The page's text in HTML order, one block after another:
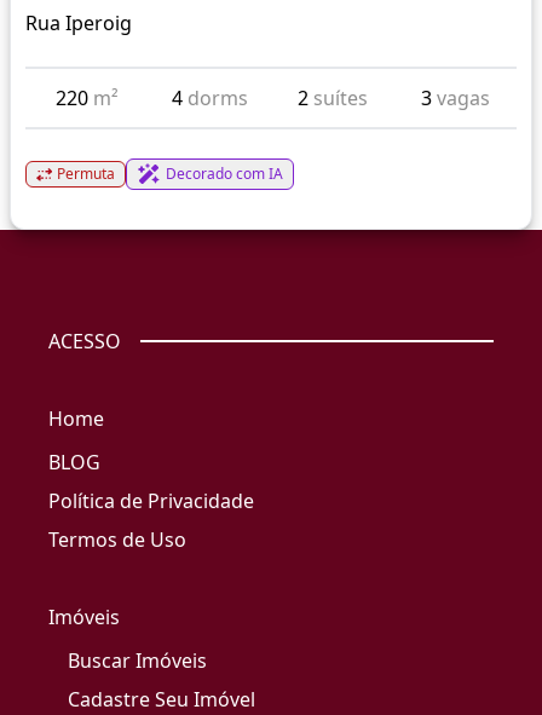
Rua Iperoig
220 m² 4 dorms 2 suítes 3vagas
Permuta Decorado com IA
ACESSO
Home
BLOG
Política de Privacidade
Termos de Uso
Imóveis
Buscar Imóveis
Cadastre Seu Imóvel